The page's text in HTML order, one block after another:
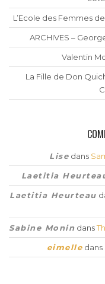
L’Ecole des Femmes
ARCHIVES –
Valentin
La Fille de Don
Lise dans
Laetitia
Laetitia Heurteau
Sabine Monin dans
eimelle dans